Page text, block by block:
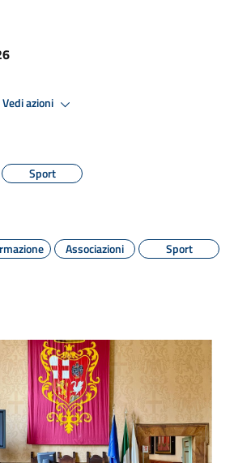
Vedi azioni
Sport
Associazioni Sport